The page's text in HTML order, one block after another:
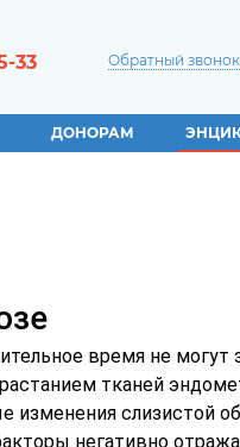
33 Обратный звонок
ДОНОРАМ
время не могут
тканей
слизистой
негативно